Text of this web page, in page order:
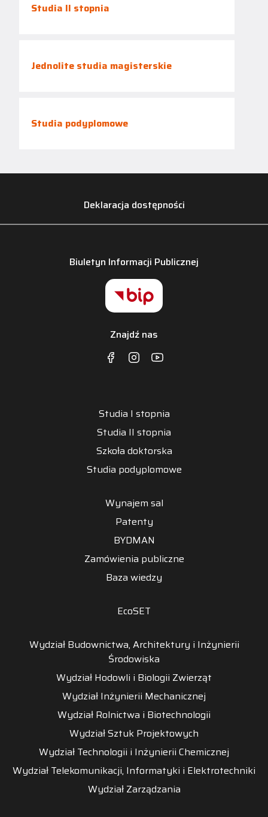
Studia II stopnia
Jednolite studia magisterskie
Studia podyplomowe
Deklaracja dostępności
Biuletyn Informacji Publicznej
Znajdź nas
Studia I stopnia
Studia II stopnia
Szkoła doktorska
Studia podyplomowe
Wynajem sal
Patenty
BYDMAN
Zamówienia publiczne
Baza wiedzy
EcoSET
Wydział Budownictwa, Architektury i Inżynierii
Środowiska
Wydział Hodowli i Biologii Zwierząt
Wydział Inżynierii Mechanicznej
Wydział Rolnictwa i Biotechnologii
Wydział Sztuk Projektowych
Wydział Technologii i Inżynierii Chemicznej
Wydział Telekomunikacji, Informatyki i Elektrotechniki
Wydział Zarządzania